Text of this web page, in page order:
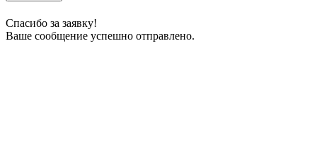
Спасибо за заявку!
Ваше сообщение успешно отправлено.